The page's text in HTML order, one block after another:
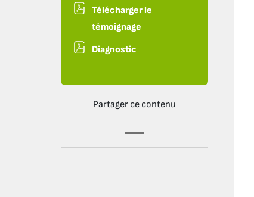
Télécharger le
témoignage
Diagnostic
Partager ce contenu